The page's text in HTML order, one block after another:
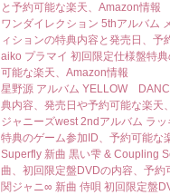
と予約可能な楽天、Amazon情報
ワンダイレクション 5thアルバム
ィションの特典内容と発売日、予
aiko プラマイ 初回限定仕様盤特
可能な楽天、Amazon情報
星野源 アルバム YELLOW
典内容、発売日や予約可能な楽天
ジャニーズwest 2ndアルバム ラ
特典のゲーム参加ID、予約可能な
Superfly 新曲 黒い雫 & Coupling
曲、初回限定盤DVDの内容、予
関ジャニ∞ 新曲 侍唄 初回限定盤